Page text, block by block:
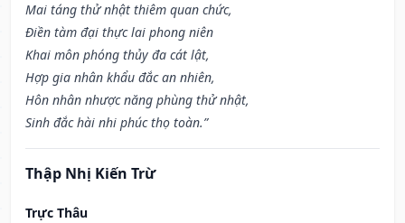
Mai táng thử nhật thiêm quan chức,
Điền tàm đại thực lai phong niên
Khai môn phóng thủy đa cát lật,
Hợp gia nhân khẩu đắc an nhiên,
Hôn nhân nhược năng phùng thử nhật,
Sinh đắc hài nhi phúc thọ toàn.”
Thập Nhị Kiến Trừ
Trực Thâu